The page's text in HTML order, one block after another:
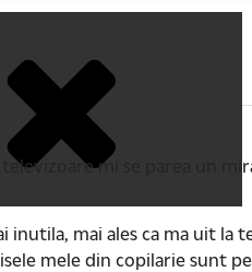
mi se parea un
mai ales ca ma uit
mele din copilarie